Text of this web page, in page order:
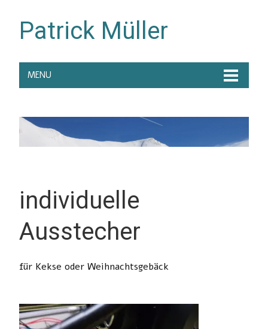
Patrick Müller
MENU
individuelle
Ausstecher
für Kekse oder Weihnachtsgebäck